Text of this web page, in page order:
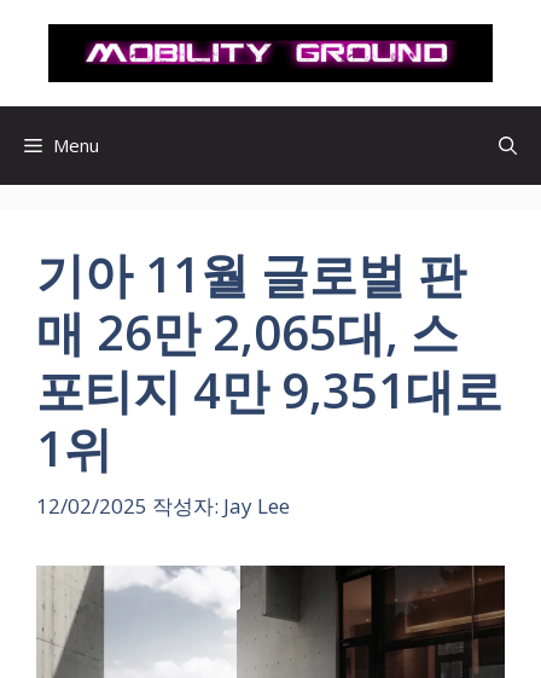
로
Menu
기아 11월 글로벌 판
매 26만 2,065대, 스
포티지 4만 9,351대로
1위
12/02/2025 작성자: Jay Lee